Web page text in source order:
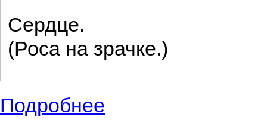
Сердце.
(Роса на зрачке.)
Подробнее